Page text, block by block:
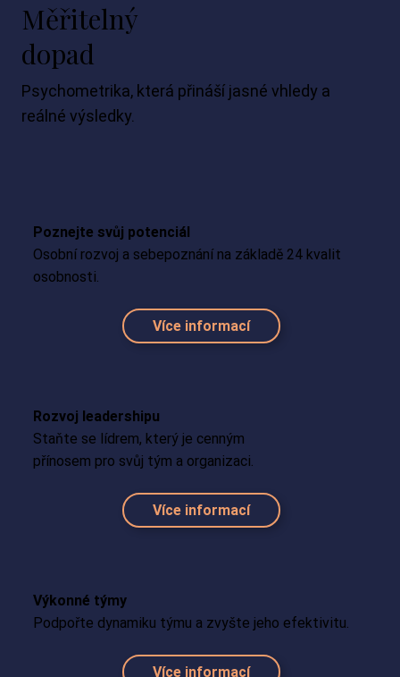
Měřitelný
dopad
Psychometrika, která přináší jasné vhledy a
reálné výsledky.
Poznejte svůj potenciál
Osobní rozvoj a sebepoznání na základě 24 kvalit
osobnosti.
Více informací
Rozvoj leadershipu
Staňte se lídrem, který je cenným
přínosem pro svůj tým a organizaci.
Více informací
Výkonné týmy
Podpořte dynamiku týmu a zvyšte jeho efektivitu.
Více informací